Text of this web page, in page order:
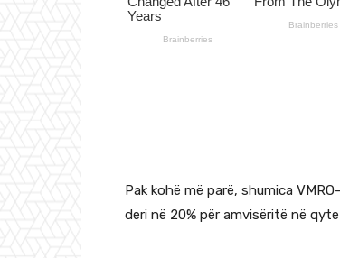
Pak kohë më parë, shumica
deri në 20% për amvisëritë në